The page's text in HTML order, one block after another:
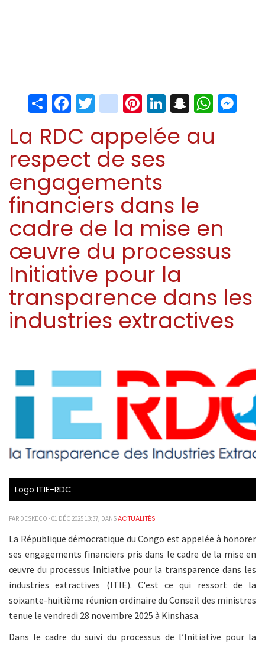
ShareFacebook
Twitter
instagram
Pinterest
LinkedIn
Snapchat
La RDC appelée au
respect de ses
engagements
financiers dans le
cadre de la mise en
œuvre du processus
Initiative pour la
transparence dans les
industries extractives
Logo ITIE-RDC
PAR DESKECO - 01 DÉC 2025 13:37, DANSACTUALITÉS
La République démocratique du Congo est appelée à honorer
ses engagements financiers pris dans le cadre de la mise en
œuvre du processus Initiative pour la transparence dans les
industries extractives (ITIE). C'est ce qui ressort de la
soixante-huitième réunion ordinaire du Conseil des ministres
tenue le vendredi 28 novembre 2025 à Kinshasa.
Dans le cadre du suivi du processus de l’Initiative pour la